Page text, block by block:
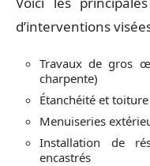
d’interventions
Travaux de gros
charpente)
Étanchéité et toiture
Menuiseries
Installation de
encastrés